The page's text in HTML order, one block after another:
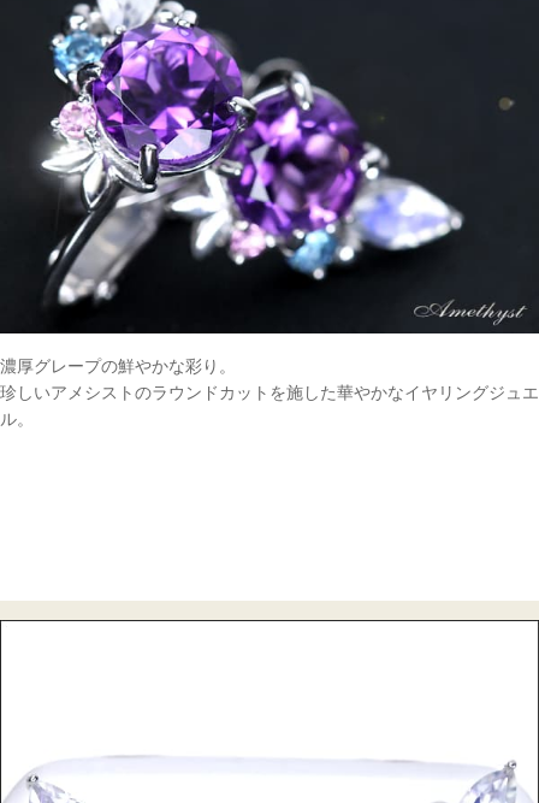
濃厚グレープの鮮やかな彩り。
珍しいアメシストのラウンドカットを施した華やかなイヤリングジュエ
ル。